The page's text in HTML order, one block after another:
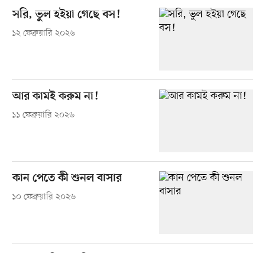
সরি, ভুল হইয়া গেছে বস!
১২ ফেব্রুয়ারি ২০২৬
আর কামই করুম না!
১১ ফেব্রুয়ারি ২০২৬
কান পেতে কী শুনল বাসার
১০ ফেব্রুয়ারি ২০২৬